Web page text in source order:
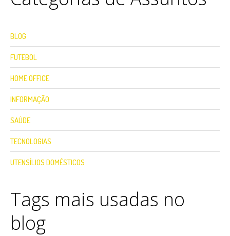
BLOG
FUTEBOL
HOME OFFICE
INFORMAÇÃO
SAÚDE
TECNOLOGIAS
UTENSÍLIOS DOMÉSTICOS
Tags mais usadas no
blog